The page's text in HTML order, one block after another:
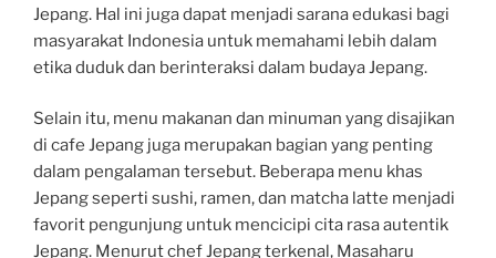
Jepang. Hal ini juga dapat menjadi sarana edukasi bagi
masyarakat Indonesia untuk memahami lebih dalam
etika duduk dan berinteraksi dalam budaya Jepang.
Selain itu, menu makanan dan minuman yang disajikan
di cafe Jepang juga merupakan bagian yang penting
dalam pengalaman tersebut. Beberapa menu khas
Jepang seperti sushi, ramen, dan matcha latte menjadi
favorit pengunjung untuk mencicipi cita rasa autentik
Jepang. Menurut chef Jepang terkenal, Masaharu